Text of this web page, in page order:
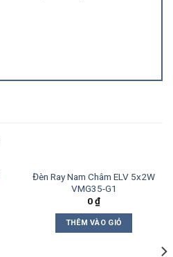
Đèn Ray Nam Châm ELV 5x2W
VMG35-G1
0₫
THÊM VÀO GIỎ